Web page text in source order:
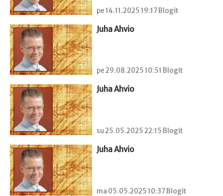
pe 14.11.2025 19:17 Blogit
Juha Ahvio
pe 29.08.2025 10:51 Blogit
Juha Ahvio
su 25.05.2025 22:15 Blogit
Juha Ahvio
ma 05.05.2025 10:37 Blogit